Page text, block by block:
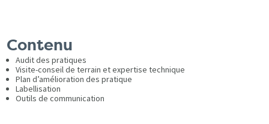
Contenu
Audit des pratiques
Visite-conseil de terrain et expertise technique
Plan d’amélioration des pratique
Labellisation
Outils de communication